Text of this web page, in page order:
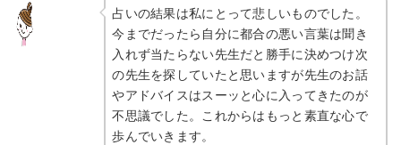
占いの結果は私にとって悲しいものでした。
今までだったら自分に都合の悪い言葉は聞き
入れず当たらない先生だと勝手に決めつけ次
の先生を探していたと思いますが先生のお話
やアドバイスはスーッと心に入ってきたのが
不思議でした。これからはもっと素直な心で
歩んでいきます。